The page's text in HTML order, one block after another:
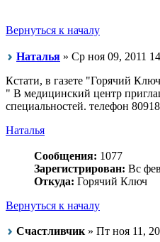
Вернуться к началу
Наталья » Ср ноя 09, 2011
Кстати, в газете "Горячий
" В медицинский центр
специальностей. телефон
Наталья
Сообщения: 1077
Зарегистрирован: Вс
Откуда: Горячий Ключ
Вернуться к началу
Счастливчик » Пт ноя 11,